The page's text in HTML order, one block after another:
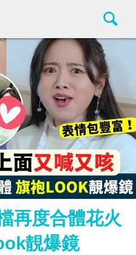
再度合體花火
靚爆鏡